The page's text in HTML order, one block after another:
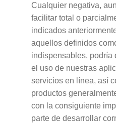
Cualquier negativa,
facilitar total o
indicados
aquellos definidos
indispensables, podría
el uso de nuestras
servicios en línea, así
productos
con la consiguiente
parte de desarrollar